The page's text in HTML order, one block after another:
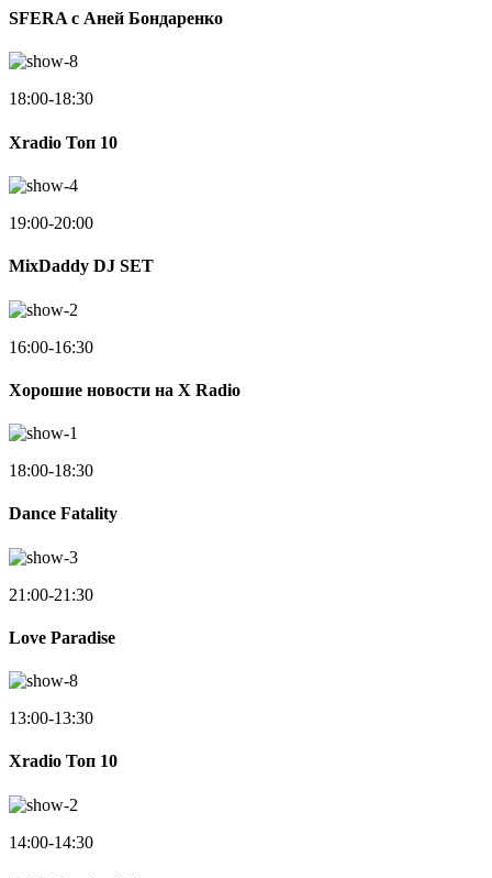
SFERA с Аней Бондаренко
18:00-18:30
Xradio Топ 10
19:00-20:00
MixDaddy DJ SET
16:00-16:30
Хорошие новости на X Radio
18:00-18:30
Dance Fatality
21:00-21:30
Love Paradise
13:00-13:30
Xradio Топ 10
14:00-14:30